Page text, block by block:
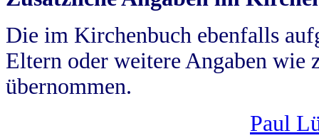
Die im Kirchenbuch ebenfalls
Eltern oder weitere Angaben wie
übernommen.
Paul